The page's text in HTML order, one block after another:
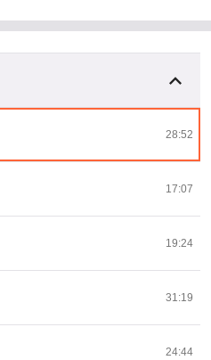
28:52
17:07
19:24
31:19
24:44